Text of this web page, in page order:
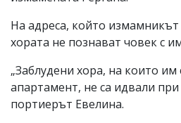
На адреса, който
хората не познават човек с
„Заблудени хора, на които
апартамент, не са идвали при
портиерът Евелина.